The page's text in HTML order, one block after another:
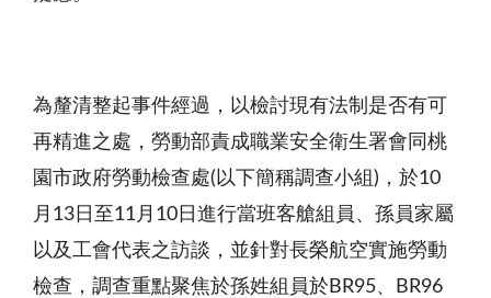
為釐清整起事件經過，以檢討現有法制是否有可
再精進之處，勞動部責成職業安全衛生署會同桃
園市政府勞動檢查處(以下簡稱調查小組)，於10
月13日至11月10日進行當班客艙組員、孫員家屬
以及工會代表之訪談，並針對長榮航空實施勞動
檢查，調查重點聚焦於孫姓組員於BR95、BR96